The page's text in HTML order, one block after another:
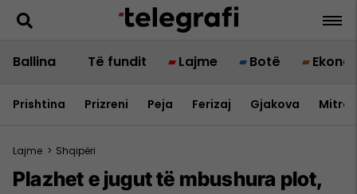
Ballina Të fundit Lajme Botë
Prishtina Prizreni Peja Ferizaj Gjakova
Lajme > Shqipëri
Plazhet e jugut të mbushura plot,